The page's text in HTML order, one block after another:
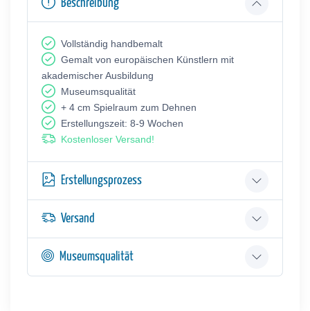
Beschreibung
Vollständig handbemalt
Gemalt von europäischen Künstlern mit
akademischer Ausbildung
Museumsqualität
+ 4 cm Spielraum zum Dehnen
Erstellungszeit: 8-9 Wochen
Kostenloser Versand!
Erstellungsprozess
Versand
Museumsqualität